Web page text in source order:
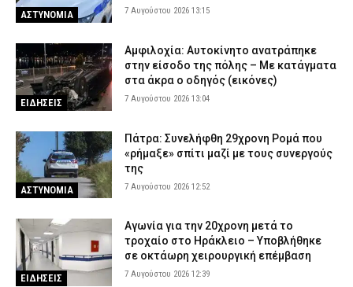
ΑΣΤΥΝΟΜΙΑ 7 Αυγούστου 2026 13:15
ΕΙΔΗΣΕΙΣ
Αμφιλοχία: Αυτοκίνητο ανατράπηκε
στην είσοδο της πόλης – Με κατάγματα
στα άκρα ο οδηγός (εικόνες)
7 Αυγούστου 2026 13:04
ΑΣΤΥΝΟΜΙΑ
Πάτρα: Συνελήφθη 29χρονη Ρομά που
«ρήμαξε» σπίτι μαζί με τους συνεργούς
της
7 Αυγούστου 2026 12:52
ΕΙΔΗΣΕΙΣ
Αγωνία για την 20χρονη μετά το
τροχαίο στο Ηράκλειο – Υποβλήθηκε
σε οκτάωρη χειρουργική επέμβαση
7 Αυγούστου 2026 12:39